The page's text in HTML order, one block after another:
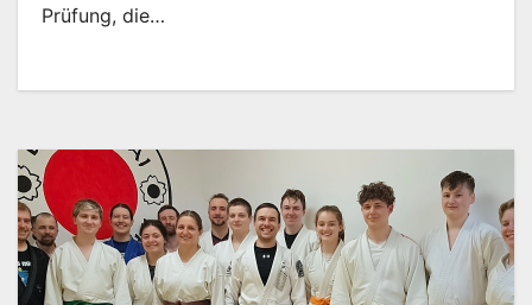
Prüfung, die…